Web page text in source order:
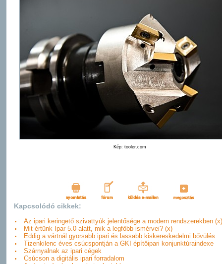
Kép: tooler.com
Kapcsolódó cikkek:
Az ipari keringető szivattyúk jelentősége a modern rendszerekben (x)
Mit értünk Ipar 5.0 alatt, mik a legfőbb ismérvei? (x)
Eddig a vártnál gyorsabb ipari és lassabb kiskereskedelmi bővülés
Tizenkilenc éves csúcspontján a GKI építőipari konjunktúraindexe
Szárnyalnak az ipari cégek
Csúcson a digitális ipari forradalom